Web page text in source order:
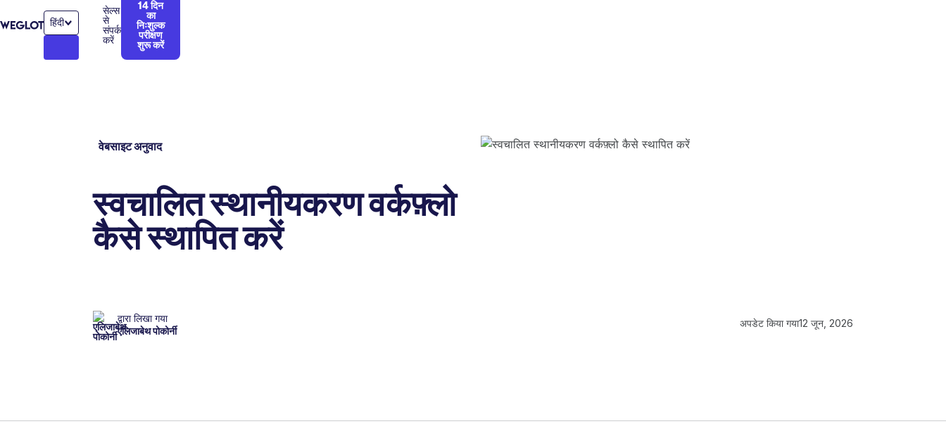
हिंदी
सेल्स
से
संपर्क
करें
14 दिन
का
निःशुल्क
परीक्षण
शुरू करें
वेबसाइट अनुवाद
स्वचालित स्थानीयकरण वर्कफ़्लो
कैसे स्थापित करें
द्वारा लिखा गया
एलिजाबेथ पोकोर्नी
अपडेट किया गया12 जून, 2026